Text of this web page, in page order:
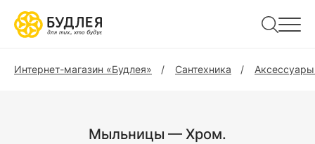
Интернет-магазин «Будлея» Сантехника
Мыльницы — Хром.